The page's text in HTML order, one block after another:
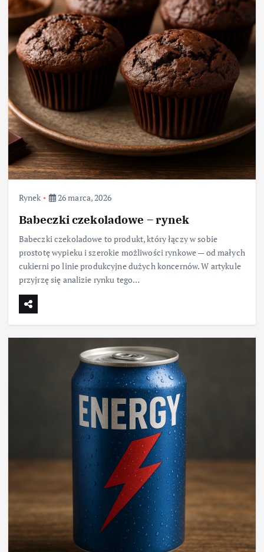
Rynek 26 marca, 2026
Babeczki czekoladowe – rynek
Babeczki czekoladowe to produkt, który łączy w sobie
prostotę wypieku i szerokie możliwości rynkowe — od małych
cukierni po linie produkcyjne dużych koncernów. W artykule
przyjrzę się analizie rynku tego…